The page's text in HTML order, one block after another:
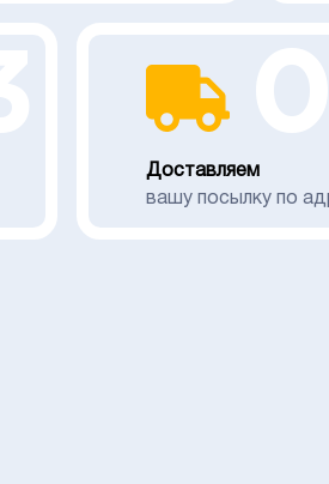
Доставляем
вашу посылку по